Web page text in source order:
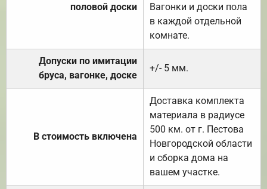
половой доски
Вагонки и доски пола
в каждой отдельной
комнате.
Допуски по имитации
бруса, вагонке, доске
+/- 5 мм.
В стоимость включена
Доставка комплекта
материала в радиусе
500 км. от г. Пестова
Новгородской области
и сборка дома на
вашем участке.